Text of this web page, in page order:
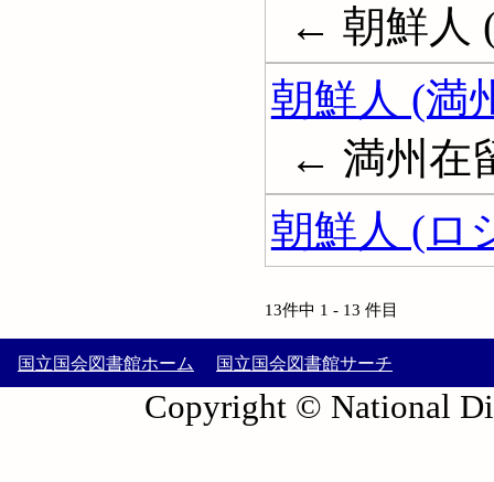
← 朝鮮人
朝鮮人 (満
← 満州在
朝鮮人 (ロ
13件中 1 - 13 件目
国立国会図書館ホーム 国立国会図書館サーチ
Copyright © National